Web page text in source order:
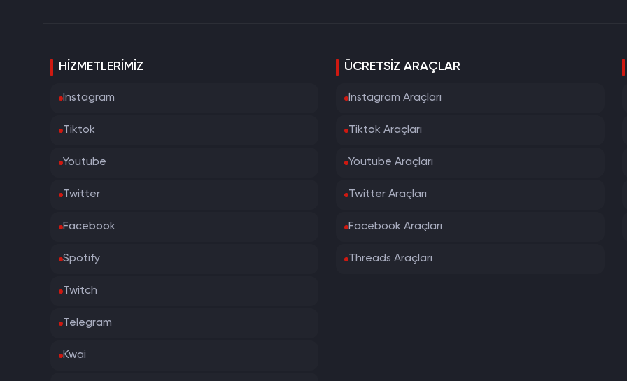
HIZMETLERIMIZ
Instagram
Tiktok
Youtube
Twitter
Facebook
Spotify
Twitch
Telegram
Kwai
ÜCRETSIZ ARAÇLAR
İnstagram Araçları
Tiktok Araçları
Youtube Araçları
Twitter Araçları
Facebook Araçları
Threads Araçları